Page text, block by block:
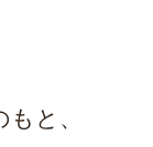
と、